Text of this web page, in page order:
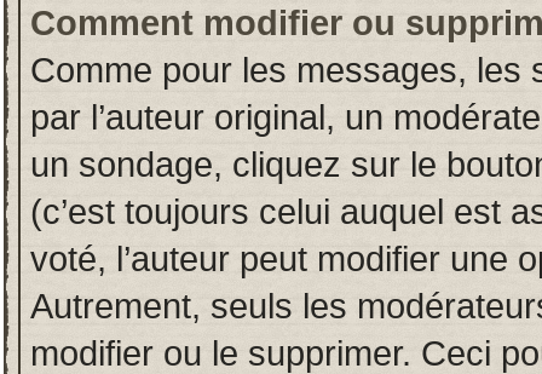
Comment modifier ou
Comme pour les messages, les
par l’auteur original, un
un sondage, cliquez sur le
(c’est toujours celui auquel est
voté, l’auteur peut modifier une
Autrement, seuls les
modifier ou le supprimer. Ceci